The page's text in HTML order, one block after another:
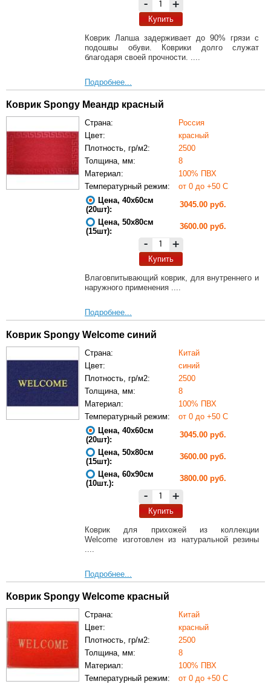
- +
Купить
Коврик Лапша задерживает до 90% грязи с
подошвы обуви. Коврики долго служат
благодаря своей прочности. ....
Подробнее...
Коврик Spongy Меандр красный
Страна:
Россия
Цвет:
красный
Плотность, гр/м2:
2500
Толщина, мм:
8
Материал:
100% ПВХ
Температурный режим:
от 0 до +50 С
Цена, 40х60см
(20шт):
3045.00 руб.
Цена, 50х80см
(15шт):
3600.00 руб.
- +
Купить
Влаговпитывающий коврик, для внутреннего и
наружного применения ....
Подробнее...
Коврик Spongy Welcome синий
Страна:
Китай
Цвет:
синий
Плотность, гр/м2:
2500
Толщина, мм:
8
Материал:
100% ПВХ
Температурный режим:
от 0 до +50 С
Цена, 40х60см
(20шт):
3045.00 руб.
Цена, 50х80см
(15шт):
3600.00 руб.
Цена, 60х90см
(10шт.):
3800.00 руб.
- +
Купить
Коврик для прихожей из коллекции
Welcome изготовлен из натуральной резины
....
Подробнее...
Коврик Spongy Welcome красный
Страна:
Китай
Цвет:
красный
Плотность, гр/м2:
2500
Толщина, мм:
8
Материал:
100% ПВХ
Температурный режим:
от 0 до +50 С